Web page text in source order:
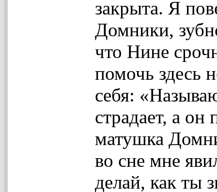
закрыта. Я
Домники,
что Нине
помочь здесь
себя:
страдает, а он
матушка
во сне мне
делай, как ты